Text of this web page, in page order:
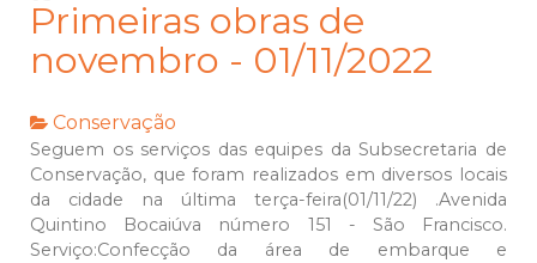
Primeiras obras de
novembro - 01/11/2022
Conservação
Seguem os serviços das equipes da Subsecretaria de
Conservação, que foram realizados em diversos locais
da cidade na última terça-feira(01/11/22) .Avenida
Quintino Bocaiúva número 151 - São Francisco.
Serviço:Confecção da área de embarque e